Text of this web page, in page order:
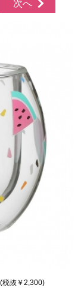
次へ
税抜￥2,300)